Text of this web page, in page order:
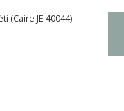
(Caire JE 40044)